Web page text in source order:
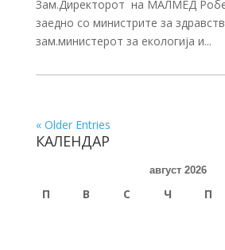
Зам.Директорот на МАЛМЕД
заедно со министрите за
зам.министерот за екологија и...
« Older Entries
КАЛЕНДАР
август 2026
П В С Ч П